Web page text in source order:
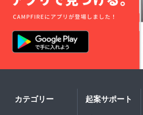
たい。というお声を声
優様より多くいただい
てなるべく料金を安く
してたくさんスタジオ
収録をしてもらおうと
いうのがひつじのスタ
たりします。初めてで
分からない、という案
カテゴリー 起案サポート